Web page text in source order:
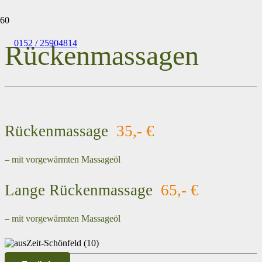
0152 / 25904814
Rückenmassagen
Rückenmassage 35,- €
– mit vorgewärmten Massageöl
Lange Rückenmassage 65,- €
– mit vorgewärmten Massageöl